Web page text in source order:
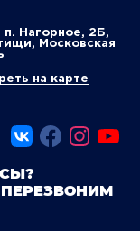
п. Нагорное, 2Б,
Московская
на карте